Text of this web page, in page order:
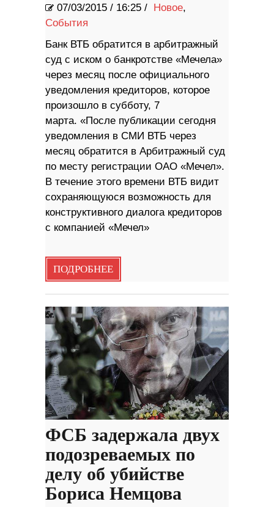
07/03/2015 / 16:25 / Новое,
События
Банк ВТБ обратится в арбитражный
суд с иском о банкротстве «Мечела»
через месяц после официального
уведомления кредиторов, которое
произошло в субботу, 7
марта. «После публикации сегодня
уведомления в СМИ ВТБ через
месяц обратится в Арбитражный суд
по месту регистрации ОАО «Мечел».
В течение этого времени ВТБ видит
сохраняющуюся возможность для
конструктивного диалога кредиторов
с компанией «Мечел»
ПОДРОБНЕЕ
ФСБ задержала двух
подозреваемых по
делу об убийстве
Бориса Немцова